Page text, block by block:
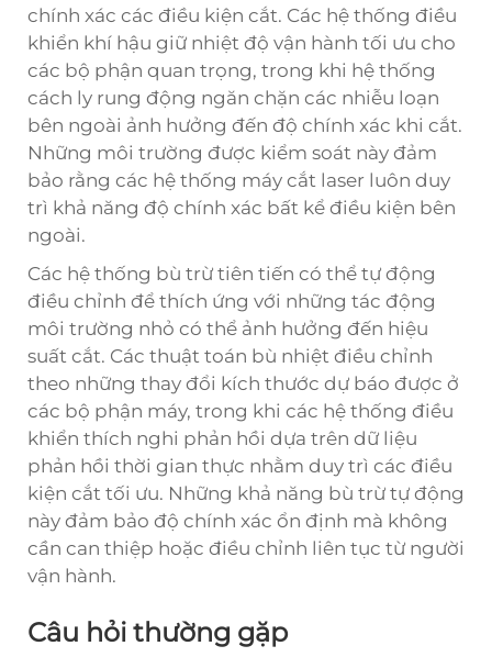
chính xác các điều kiện cắt. Các hệ thống điều
khiển khí hậu giữ nhiệt độ vận hành tối ưu cho
các bộ phận quan trọng, trong khi hệ thống
cách ly rung động ngăn chặn các nhiễu loạn
bên ngoài ảnh hưởng đến độ chính xác khi cắt.
Những môi trường được kiểm soát này đảm
bảo rằng các hệ thống máy cắt laser luôn duy
trì khả năng độ chính xác bất kể điều kiện bên
ngoài.
Các hệ thống bù trừ tiên tiến có thể tự động
điều chỉnh để thích ứng với những tác động
môi trường nhỏ có thể ảnh hưởng đến hiệu
suất cắt. Các thuật toán bù nhiệt điều chỉnh
theo những thay đổi kích thước dự báo được ở
các bộ phận máy, trong khi các hệ thống điều
khiển thích nghi phản hồi dựa trên dữ liệu
phản hồi thời gian thực nhằm duy trì các điều
kiện cắt tối ưu. Những khả năng bù trừ tự động
này đảm bảo độ chính xác ổn định mà không
cần can thiệp hoặc điều chỉnh liên tục từ người
vận hành.
Câu hỏi thường gặp